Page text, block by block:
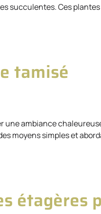
succulentes. Ces
tamisé
une ambiance
moyens simples et
étagères